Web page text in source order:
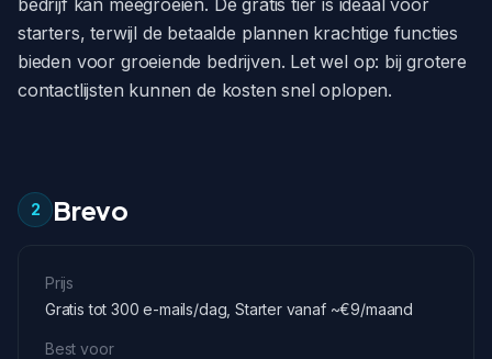
bedrijf kan meegroeien. De gratis tier is ideaal voor
starters, terwijl de betaalde plannen krachtige functies
bieden voor groeiende bedrijven. Let wel op: bij grotere
contactlijsten kunnen de kosten snel oplopen.
2 Brevo
Prijs
Gratis tot 300 e-mails/dag, Starter vanaf ~€9/maand
Best voor